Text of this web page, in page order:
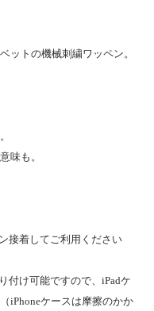
ットの機械刺繍ワッペン。
味も。
接着してご利用ください
付け可能ですので、iPadケ
iPhoneケースは摩擦のかか